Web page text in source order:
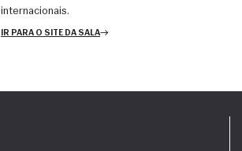
internacionais.
IR PARA O SITE DA SALA